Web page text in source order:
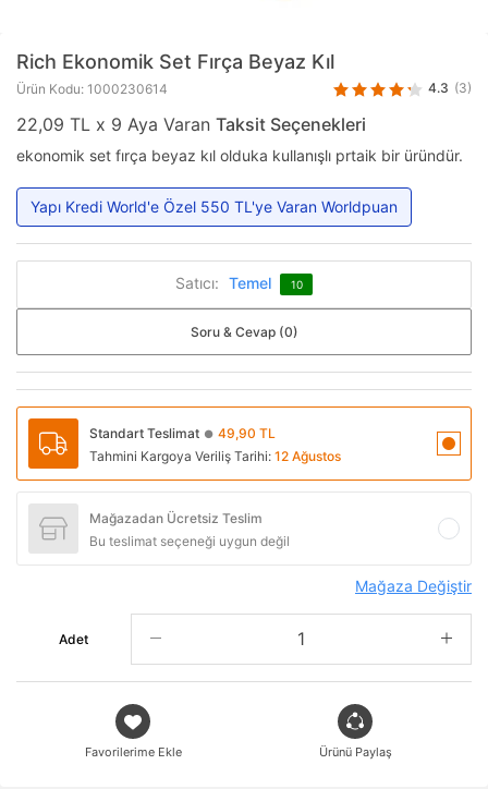
Rich Ekonomik Set Fırça Beyaz Kıl
Ürün Kodu: 1000230614 4.3 (3)
22,09 TL x 9 Aya Varan Taksit Seçenekleri
ekonomik set fırça beyaz kıl olduka kullanışlı prtaik bir üründür.
Yapı Kredi World'e Özel 550 TL'ye Varan Worldpuan
Satıcı: Temel 10
Soru & Cevap (0)
Standart Teslimat ● 49,90 TL
Tahmini Kargoya Veriliş Tarihi: 12 Ağustos
Mağazadan Ücretsiz Teslim
Bu teslimat seçeneği uygun değil
Mağaza Değiştir
Adet
Favorilerime Ekle Ürünü Paylaş